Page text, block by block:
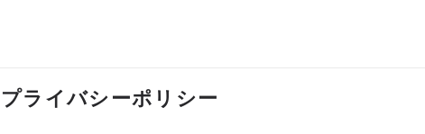
プライバシーポリシー